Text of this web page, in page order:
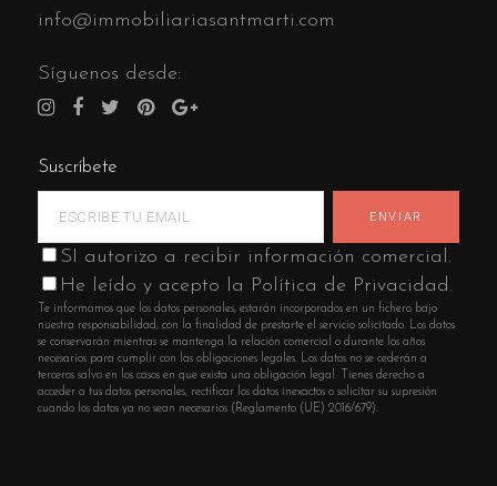
info@immobiliariasantmarti.com
Síguenos desde:
Suscríbete
SI autorizo a recibir información comercial.
He leído y acepto la Política de Privacidad.
Te informamos que los datos personales, estarán incorporados en un fichero bajo
nuestra responsabilidad, con la finalidad de prestarte el servicio solicitado. Los datos
se conservarán mientras se mantenga la relación comercial o durante los años
necesarios para cumplir con las obligaciones legales. Los datos no se cederán a
terceros salvo en los casos en que exista una obligación legal. Tienes derecho a
acceder a tus datos personales, rectificar los datos inexactos o solicitar su supresión
cuando los datos ya no sean necesarios (Reglamento (UE) 2016/679).